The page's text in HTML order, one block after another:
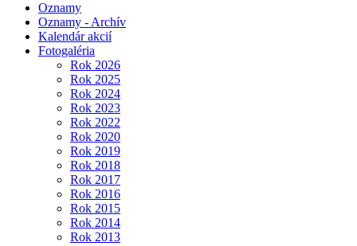
Oznamy
Oznamy - Archív
Kalendár akcií
Fotogaléria
Rok 2026
Rok 2025
Rok 2024
Rok 2023
Rok 2022
Rok 2020
Rok 2019
Rok 2018
Rok 2017
Rok 2016
Rok 2015
Rok 2014
Rok 2013